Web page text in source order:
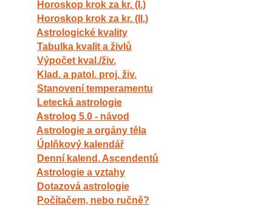
Horoskop krok za kr. (I.)
Horoskop krok za kr. (II.)
Astrologické kvality
Tabulka kvalit a živlů
Výpočet kval./živ.
Klad. a patol. proj. živ.
Stanovení temperamentu
Letecká astrologie
Astrolog 5.0 - návod
Astrologie a orgány těla
Úplňkový kalendář
Denní kalend. Ascendentů
Astrologie a vztahy
Dotazová astrologie
Počítačem, nebo ručně?